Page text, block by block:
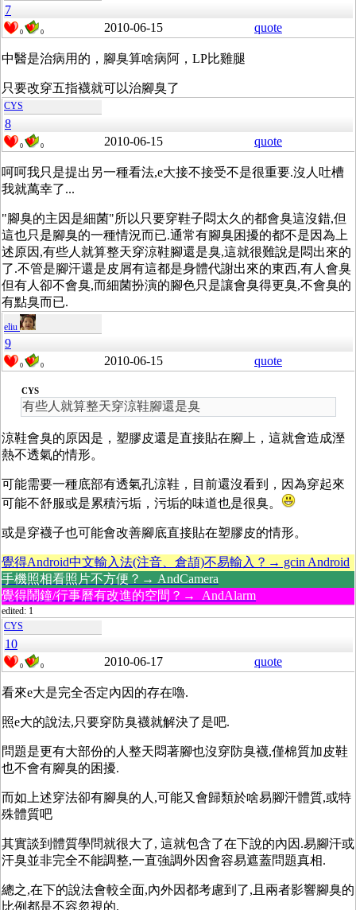
7
0 0 2010-06-15 quote
中醫是治病用的，腳臭算啥病阿，LP比雞腿
只要改穿五指襪就可以治腳臭了
CYS
8
0 0 2010-06-15 quote
呵呵我只是提出另一種看法,e大接不接受不是很重要.沒人吐槽
我就萬幸了...
"腳臭的主因是細菌"所以只要穿鞋子悶太久的都會臭這沒錯,但
這也只是腳臭的一種情況而已.通常有腳臭困擾的都不是因為上
述原因,有些人就算整天穿涼鞋腳還是臭,這就很難說是悶出來的
了.不管是腳汗還是皮屑有這都是身體代謝出來的東西,有人會臭
但有人卻不會臭,而細菌扮演的腳色只是讓會臭得更臭,不會臭的
有點臭而已.
eliu
9
0 0 2010-06-15 quote
CYS
有些人就算整天穿涼鞋腳還是臭
涼鞋會臭的原因是，塑膠皮還是直接貼在腳上，這就會造成溼
熱不透氣的情形。
可能需要一種底部有透氣孔涼鞋，目前還沒看到，因為穿起來
可能不舒服或是累積污垢，污垢的味道也是很臭。
或是穿襪子也可能會改善腳底直接貼在塑膠皮的情形。
覺得Android中文輸入法(注音、倉頡)不易輸入？→ gcin Android
手機照相看照片不方便？→ AndCamera
覺得鬧鐘/行事曆有改進的空間？→ AndAlarm
edited: 1
CYS
10
0 0 2010-06-17 quote
看來e大是完全否定內因的存在嚕.
照e大的說法,只要穿防臭襪就解決了是吧.
問題是更有大部份的人整天悶著腳也沒穿防臭襪,僅棉質加皮鞋
也不會有腳臭的困擾.
而如上述穿法卻有腳臭的人,可能又會歸類於啥易腳汗體質,或特
殊體質吧
其實談到體質學問就很大了, 這就包含了在下說的內因.易腳汗或
汗臭並非完全不能調整,一直強調外因會容易遮蓋問題真相.
總之,在下的說法會較全面,內外因都考慮到了,且兩者影響腳臭的
比例都是不容忽視的.